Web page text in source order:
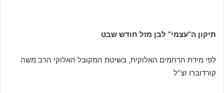
תיקון ה”עצמי” לבן מזל חודש שבט
לפי מידת הרחמים האלוקית, בשיטת המקובל האלוקי הרב משה
קורדוברו זצ”ל